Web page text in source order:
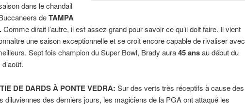
dans le chandail
deTAMPA
Comme dirait l’autre, il est assez grand pour savoir ce qu’il doit faire. Il vient
une saison exceptionnelle et se croit encore capable de rivaliser avec
Sept fois champion du Super Bowl, Brady aura45 ansau début du
DE DARDS À PONTE VEDRA:Sur des verts très réceptifs à cause des
diluviennes des derniers jours, les magiciens de la PGA ont attaqué les